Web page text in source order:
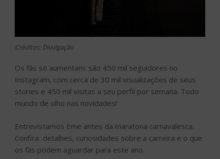
Créditos: Divulgação
Os fãs só aumentam: são 450 mil seguidores no
Instagram, com cerca de 30 mil visualizações de seus
stories e 450 mil visitas a seu perfil por semana. Todo
mundo de olho nas novidades!
Entrevistamos Eme antes da maratona carnavalesca.
Confira detalhes, curiosidades sobre a carreira e o que
os fãs podem aguardar para este ano.